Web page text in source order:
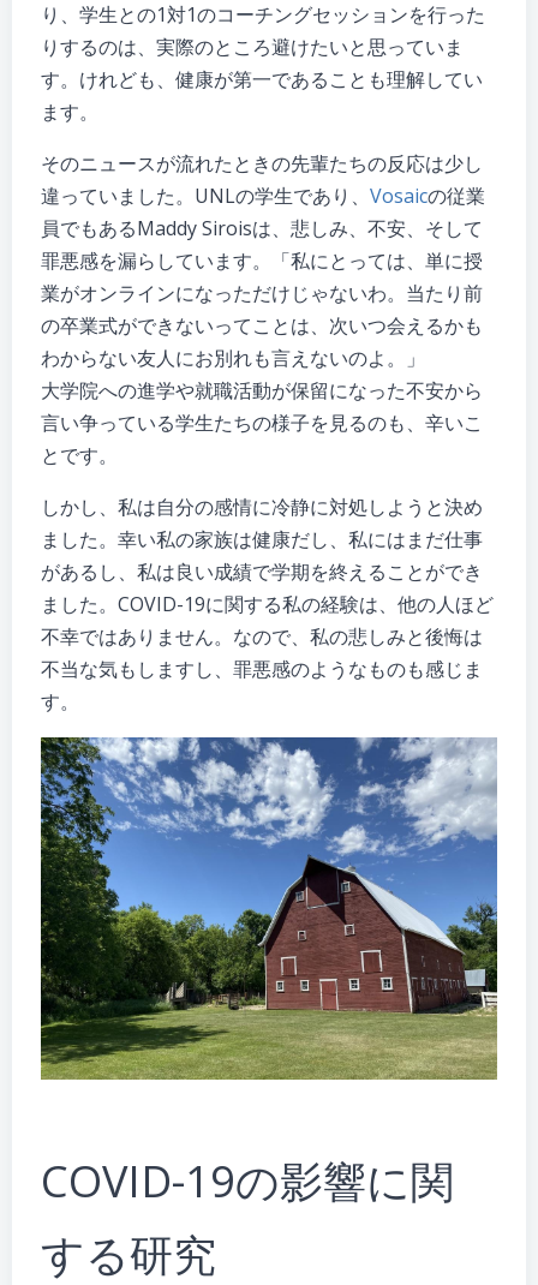
り、学生との1対1のコーチングセッションを行った
りするのは、実際のところ避けたいと思っていま
す。けれども、健康が第一であることも理解してい
ます。
そのニュースが流れたときの先輩たちの反応は少し
違っていました。UNLの学生であり、 Vosaicの従業
員でもあるMaddy Siroisは、悲しみ、不安、そして
罪悪感を漏らしています。「私にとっては、単に授
業がオンラインになっただけじゃないわ。当たり前
の卒業式ができないってことは、次いつ会えるかも
わからない友人にお別れも言えないのよ。」
大学院への進学や就職活動が保留になった不安から
言い争っている学生たちの様子を見るのも、辛いこ
とです。
しかし、私は自分の感情に冷静に対処しようと決め
ました。幸い私の家族は健康だし、私にはまだ仕事
があるし、私は良い成績で学期を終えることができ
ました。COVID-19に関する私の経験は、他の人ほど
不幸ではありません。なので、私の悲しみと後悔は
不当な気もしますし、罪悪感のようなものも感じま
す。
COVID-19の影響に関
する研究